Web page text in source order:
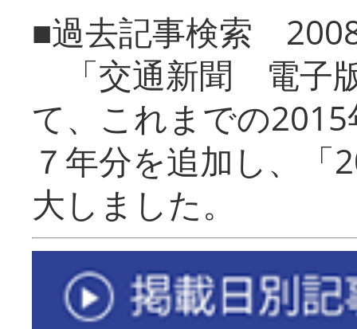
■過去記事検索
「交通新聞 電子
て、これまでの
７年分を追加し、「
大しまし